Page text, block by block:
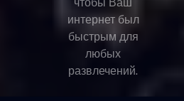
интернет был
быстрым для
любых
развлечений.